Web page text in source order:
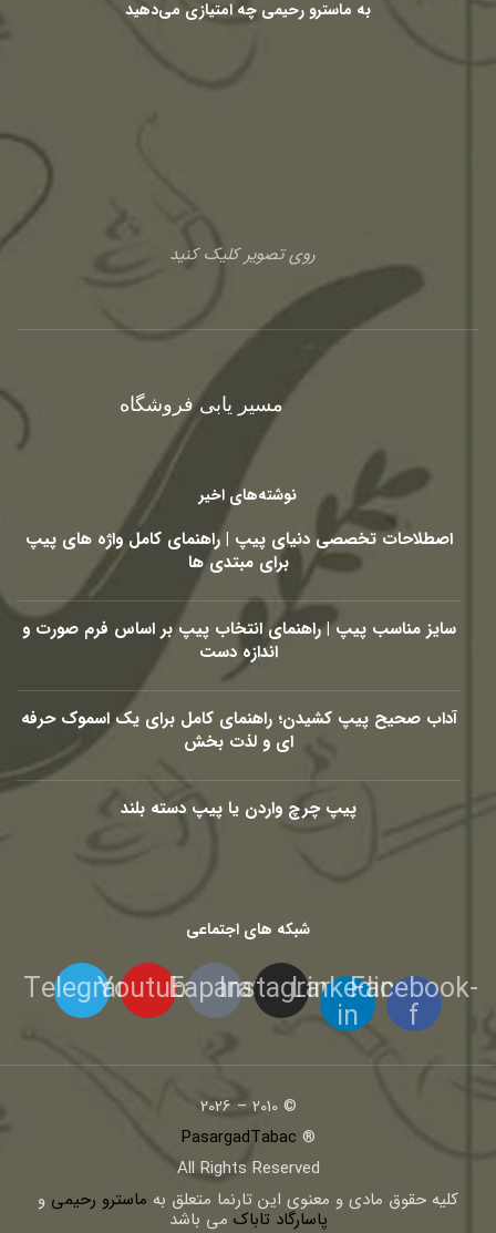
به ماسترو رحیمی چه امتیازی می‌دهید
روی تصویر کلیک کنید
مسیر یابی فروشگاه
نوشته‌های اخیر
اصطلاحات تخصصی دنیای پیپ | راهنمای کامل واژه های پیپ
برای مبتدی ها
سایز مناسب پیپ | راهنمای انتخاب پیپ بر اساس فرم صورت و
اندازه دست
آداب صحیح پیپ کشیدن؛ راهنمای کامل برای یک اسموک حرفه
ای و لذت بخش
پیپ چرچ واردن یا پیپ دسته بلند
شبکه های اجتماعی
Facebook-
f
Linkedin-
in
Instagram
Eaparat
Youtube
Telegram
© 2010 – 2026
®
PasargadTabac
All Rights Reserved
كليه حقوق مادی و معنوی اين تارنما متعلق به ماسترو رحیمی و
پاسارگاد تاباک می باشد